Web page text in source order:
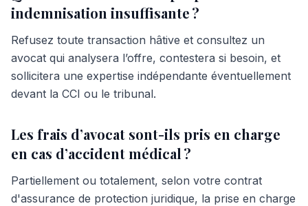
indemnisation insuffisante ?
Refusez toute transaction hâtive et consultez un
avocat qui analysera l’offre, contestera si besoin, et
sollicitera une expertise indépendante éventuellement
devant la CCI ou le tribunal.
Les frais d’avocat sont-ils pris en charge
en cas d’accident médical ?
Partiellement ou totalement, selon votre contrat
d'assurance de protection juridique, la prise en charge